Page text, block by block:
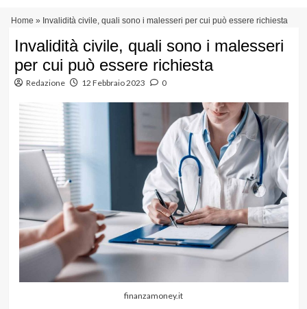
contenuto
Home » Invalidità civile, quali sono i malesseri per cui può essere richiesta
Invalidità civile, quali sono i malesseri
per cui può essere richiesta
Redazione 12 Febbraio 2023 0
finanzamoney.it